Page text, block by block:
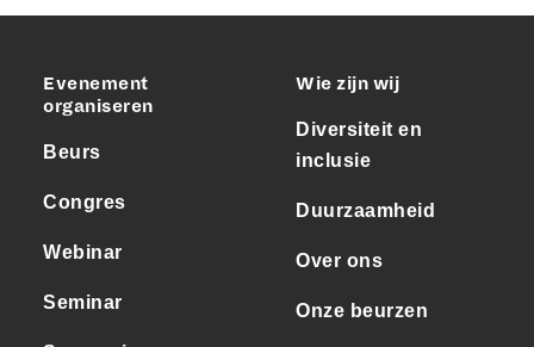
Evenement
organiseren
Beurs
Congres
Webinar
Seminar
Wie zijn wij
Diversiteit en
inclusie
Duurzaamheid
Over ons
Onze beurzen